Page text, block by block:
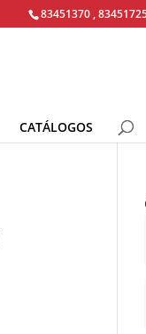
83451370 ,
CATÁLOGOS